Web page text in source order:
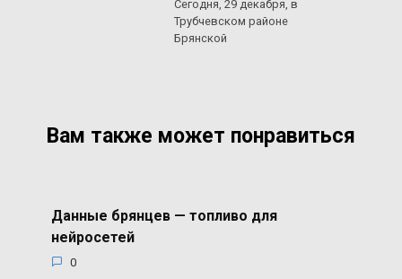
Сегодня, 29 декабря, в
Трубчевском районе
Брянской
Вам также может понравиться
Данные брянцев — топливо для
нейросетей
0